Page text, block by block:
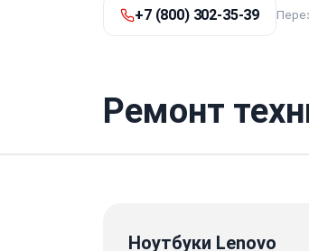
+7 (800) 302-35-39
Ремонт
Ноутбуки Lenovo